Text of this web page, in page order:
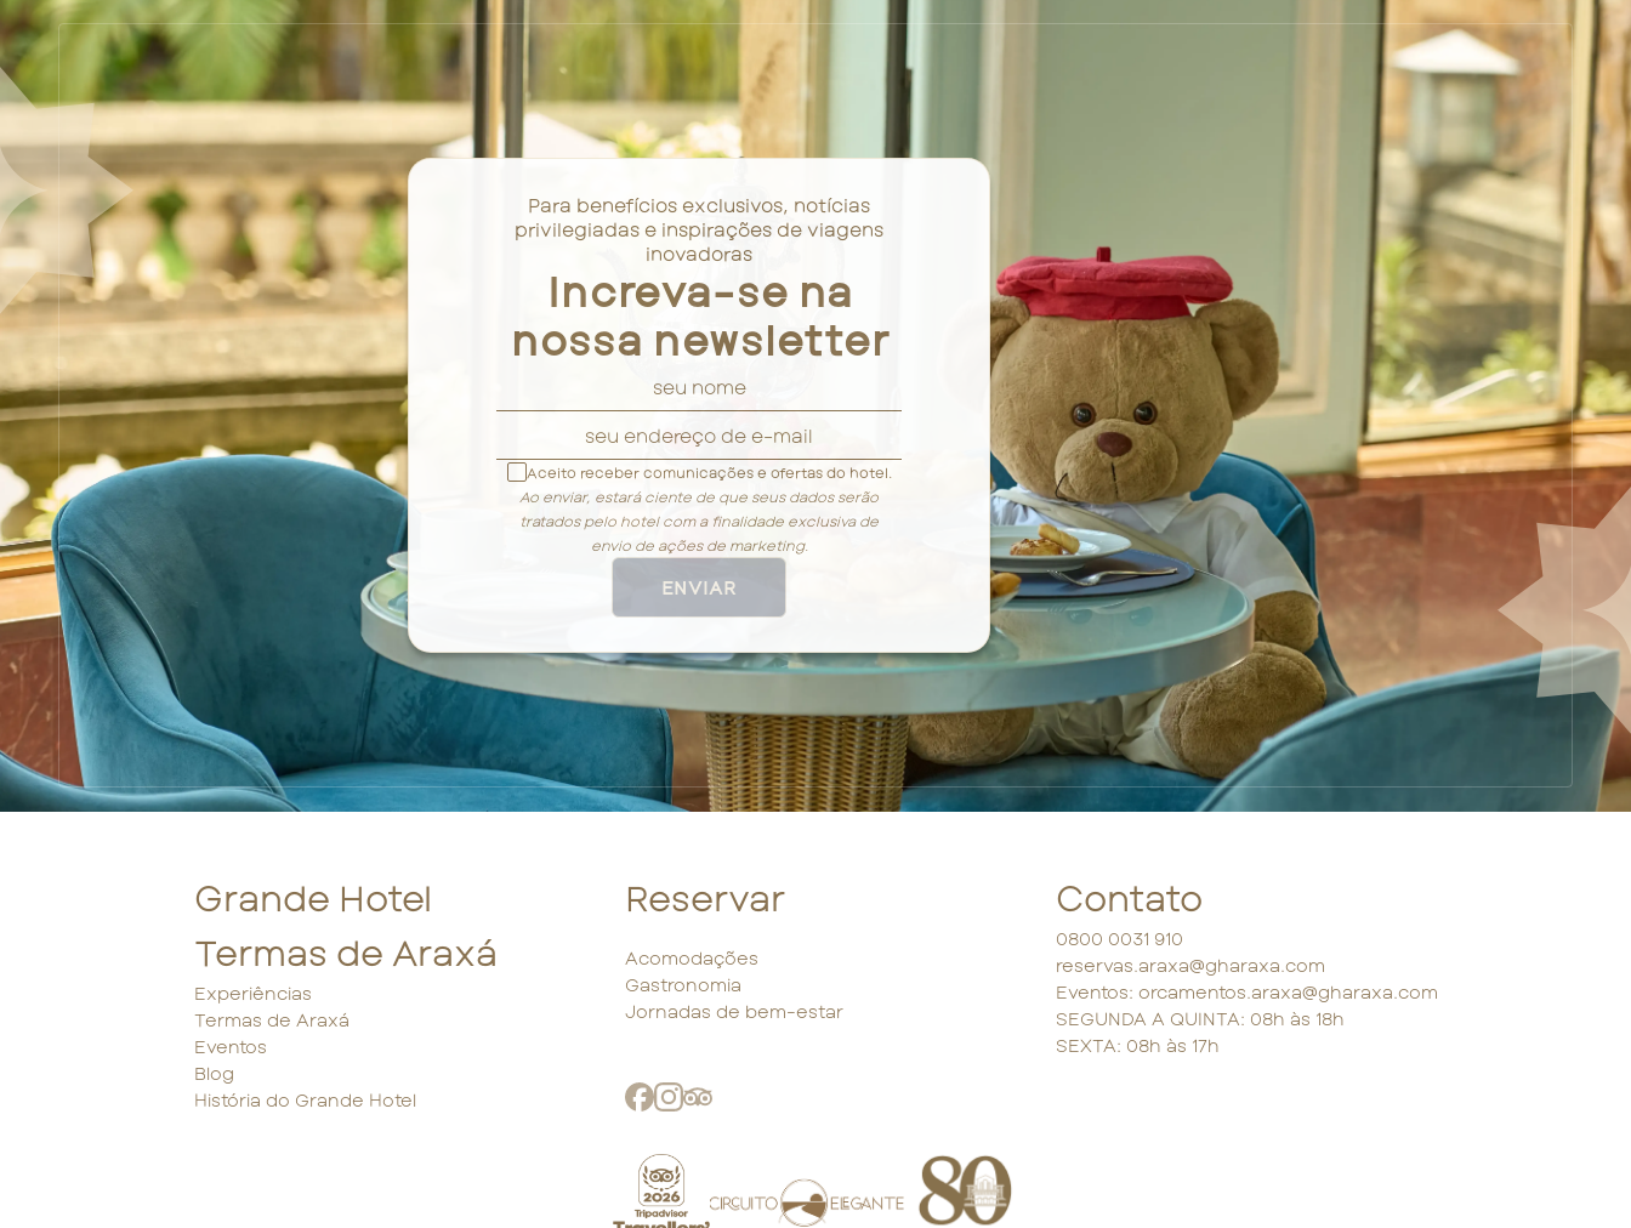
Para benefícios exclusivos, notícias
privilegiadas e inspirações de viagens
inovadoras
Increva-se na
nossa newsletter
Aceito receber comunicações e ofertas do hotel.
Ao enviar, estará ciente de que seus dados serão
tratados pelo hotel com a finalidade exclusiva de
envio de ações de marketing.
ENVIAR
Grande Hotel
Termas de Araxá
Experiências
Termas de Araxá
Eventos
Blog
História do Grande Hotel
Reservar
Acomodações
Gastronomia
Jornadas de bem-estar
Contato
0800 0031 910
reservas.araxa@gharaxa.com
Eventos: orcamentos.araxa@gharaxa.com
SEGUNDA A QUINTA: 08h às 18h
SEXTA: 08h às 17h